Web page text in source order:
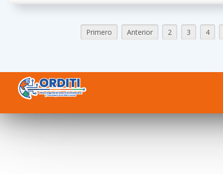
Primero Anterior 2 3 4